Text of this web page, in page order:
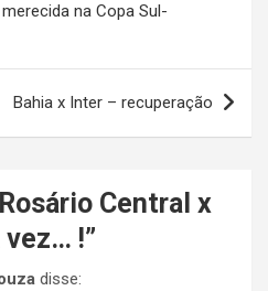
na Copa Sul-
Bahia x Inter – recuperação
Rosário Central x
vez… !”
disse: